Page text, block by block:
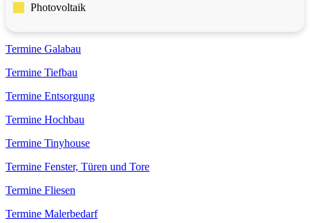
Photovoltaik
Termine Galabau
Termine Tiefbau
Termine Entsorgung
Termine Hochbau
Termine Tinyhouse
Termine Fenster, Türen und Tore
Termine Fliesen
Termine Malerbedarf